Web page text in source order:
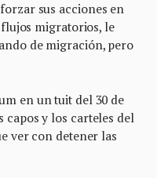
sus acciones en
migratorios, le
de migración, pero
en un tuit del 30 de
capos y los carteles del
ver con detener las